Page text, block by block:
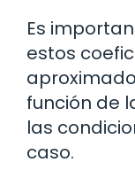
Es
estos
función de
las
caso.